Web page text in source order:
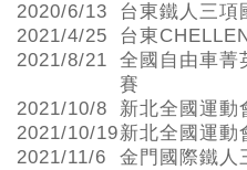
2020/6/13
台東鐵人三項
2021/4/25
台東
2021/8/21
全國自由車菁
賽
2021/10/8
新北全國運動
2021/10/19新北全國運動
2021/11/6
金門國際鐵人